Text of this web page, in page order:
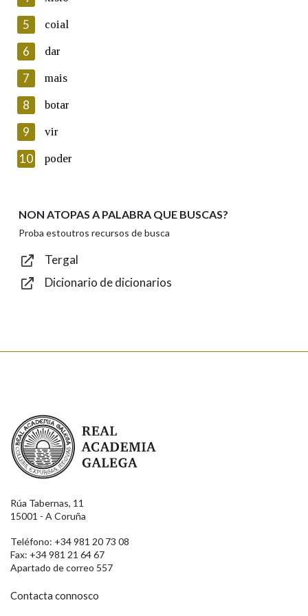
Lin e acepto as condicións da política de
Introduce o código que aparece na imaxe:
Texto de verificación
Enviar
5 coial
6 dar
7 mais
8 botar
9 vir
10 poder
NON ATOPAS A PALABRA QUE BUSCAS?
Proba estoutros recursos de busca
Tergal
Dicionario de dicionarios
Real Academia Galega
Rúa Tabernas, 11
15001 - A Coruña
Teléfono: +34 981 20 73 08
Fax: +34 981 21 64 67
Apartado de correo 557
Contacta connosco